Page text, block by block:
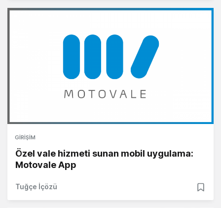
GIRIŞIM
Özel vale hizmeti sunan mobil uygulama:
Motovale App
Tuğçe İçözü